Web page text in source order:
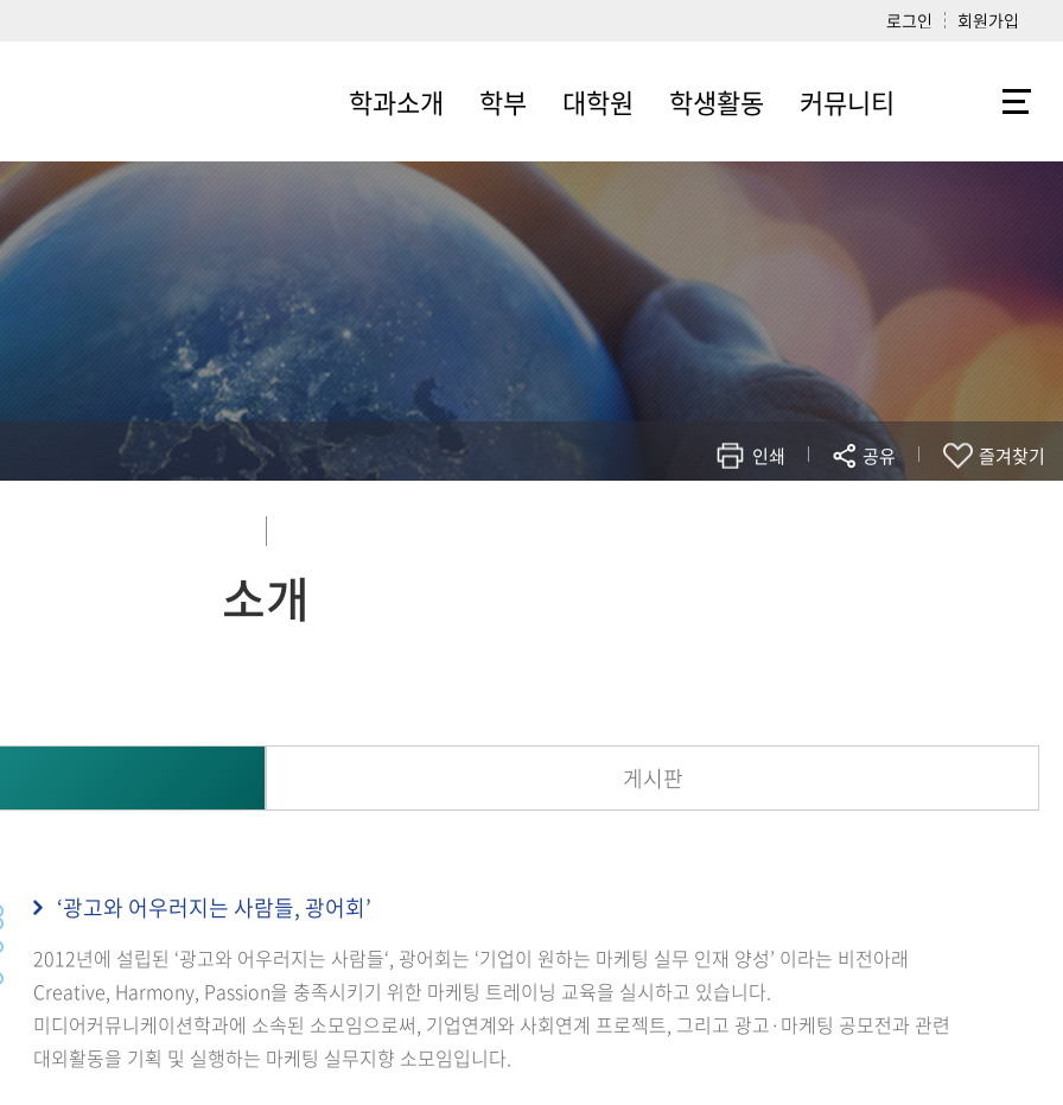
로그인 회원가입
학과소개
학과소개
학과연혁
학과소식
찾아오시는 길
학부
학사일정
교과과정
장학제도
졸업제도
대학원
학사일정
교과과정
서식모음
학과내규
입학전형
학생활동
영상제작연구회
보도사진연구회
광고소모임
라디오소모임
축구동아리 인무
커뮤니티
대학원 공지사항
자유게시판
인쇄 공유 즐겨찾기
소개
게시판
‘광고와 어우러지는 사람들, 광어회’
2012년에 설립된 ‘광고와 어우러지는 사람들‘, 광어회는 ‘기업이 원하는 마케팅 실무 인재 양성’ 이라는 비전아래
Creative, Harmony, Passion을 충족시키기 위한 마케팅 트레이닝 교육을 실시하고 있습니다.
미디어커뮤니케이션학과에 소속된 소모임으로써, 기업연계와 사회연계 프로젝트, 그리고 광고·마케팅 공모전과 관련
대외활동을 기획 및 실행하는 마케팅 실무지향 소모임입니다.